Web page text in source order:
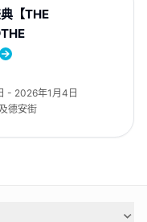
【THE
- 2026年1月4日
德安街